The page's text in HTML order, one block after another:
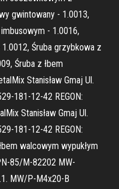
gwintowany - 1.0013,
- 1.0016,
Śruba grzybkowa z
Śruba z łbem
Stanisław Gmaj Ul.
181-12-42 REGON:
Stanisław Gmaj Ul.
181-12-42 REGON:
walcowym wypukłym
85/M-82202 MW-
MW/P-M4x20-B